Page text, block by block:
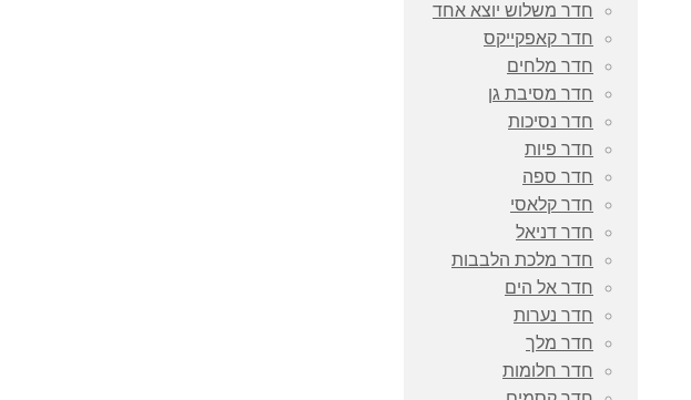
חדר משלוש יוצא אחד
חדר קאפקייקס
חדר מלחים
חדר מסיבת גן
חדר נסיכות
חדר פיות
חדר ספה
חדר קלאסי
חדר דניאל
חדר מלכת הלבבות
חדר אל הים
חדר נערות
חדר מלך
חדר חלומות